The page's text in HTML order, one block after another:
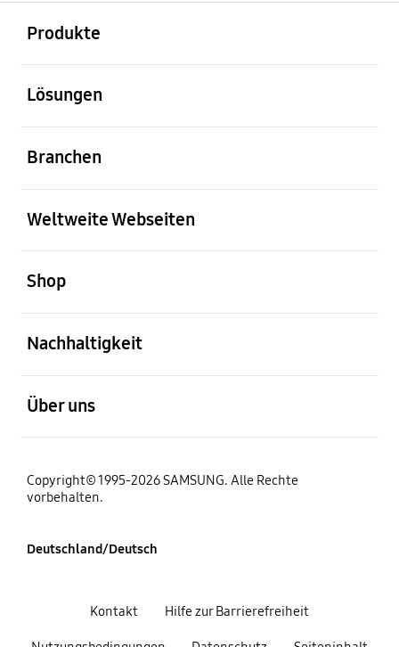
Produkte
Lösungen
Branchen
Weltweite Webseiten
Shop
Nachhaltigkeit
Über uns
Copyright© 1995-2026 SAMSUNG. Alle Rechte
vorbehalten.
Deutschland/Deutsch
Kontakt Hilfe zur Barrierefreiheit